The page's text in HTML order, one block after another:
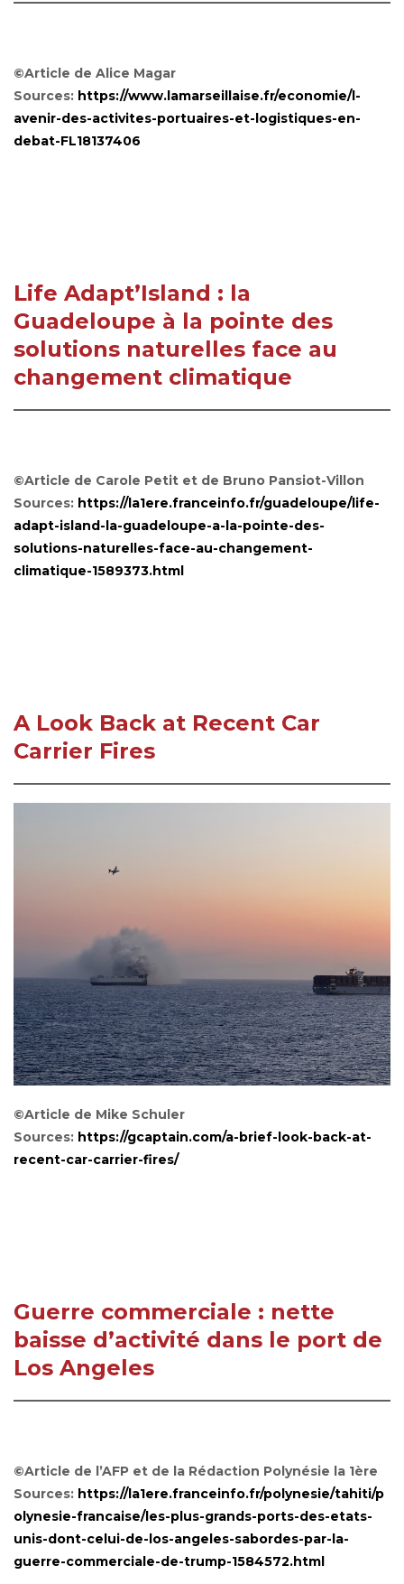
©Article de Alice Magar
Sources: https://www.lamarseillaise.fr/economie/l-
avenir-des-activites-portuaires-et-logistiques-en-
debat-FL18137406
Life Adapt’Island : la
Guadeloupe à la pointe des
solutions naturelles face au
changement climatique
©Article de Carole Petit et de Bruno Pansiot-Villon
Sources: https://la1ere.franceinfo.fr/guadeloupe/life-
adapt-island-la-guadeloupe-a-la-pointe-des-
solutions-naturelles-face-au-changement-
climatique-1589373.html
A Look Back at Recent Car
Carrier Fires
©Article de Mike Schuler
Sources: https://gcaptain.com/a-brief-look-back-at-
recent-car-carrier-fires/
Guerre commerciale : nette
baisse d’activité dans le port de
Los Angeles
©Article de l’AFP et de la Rédaction Polynésie la 1ère
Sources: https://la1ere.franceinfo.fr/polynesie/tahiti/p
olynesie-francaise/les-plus-grands-ports-des-etats-
unis-dont-celui-de-los-angeles-sabordes-par-la-
guerre-commerciale-de-trump-1584572.html